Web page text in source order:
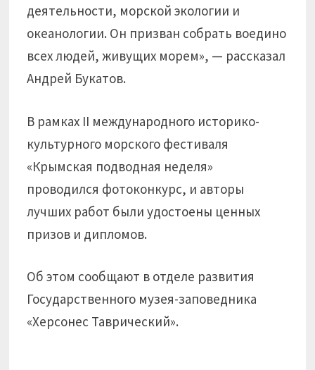
деятельности, морской экологии и
океанологии. Он призван собрать воедино
всех людей, живущих морем», — рассказал
Андрей Букатов.
В рамках II международного историко-
культурного морского фестиваля
«Крымская подводная неделя»
проводился фотоконкурс, и авторы
лучших работ были удостоены ценных
призов и дипломов.
Об этом сообщают в отделе развития
Государственного музея-заповедника
«Херсонес Таврический».